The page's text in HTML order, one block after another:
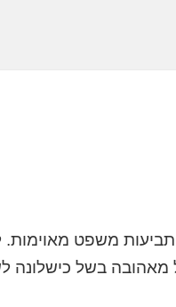
משפט
מאהובה בשל כישלונה